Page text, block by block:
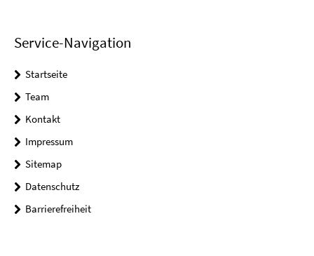
Service-Navigation
Startseite
Team
Kontakt
Impressum
Sitemap
Datenschutz
Barrierefreiheit